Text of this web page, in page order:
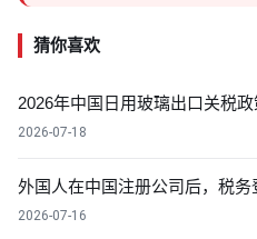
猜你喜欢
2026年中国日用玻璃出口关税政
2026-07-18
外国人在中国注册公司后，税务
2026-07-16